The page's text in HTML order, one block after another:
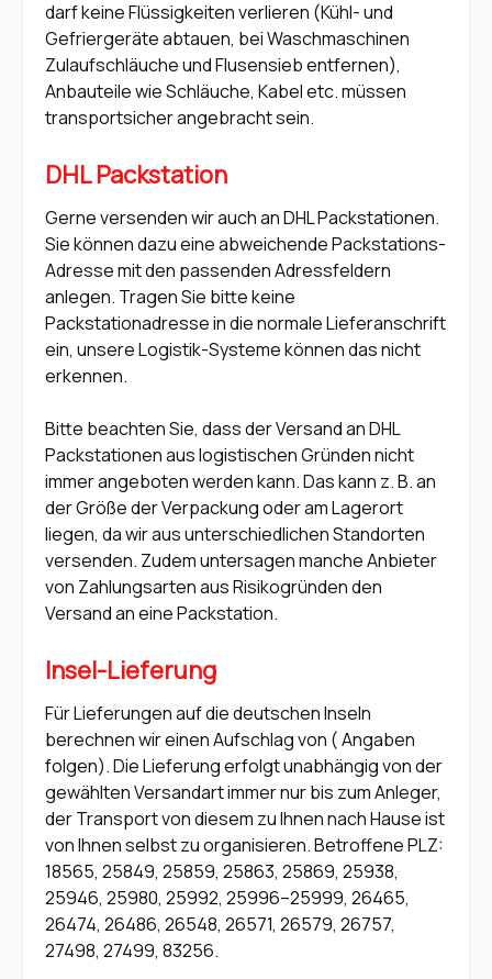
darf keine Flüssigkeiten verlieren (Kühl- und
Gefriergeräte abtauen, bei Waschmaschinen
Zulaufschläuche und Flusensieb entfernen),
Anbauteile wie Schläuche, Kabel etc. müssen
transportsicher angebracht sein.
DHL Packstation
Gerne versenden wir auch an DHL Packstationen.
Sie können dazu eine abweichende Packstations-
Adresse mit den passenden Adressfeldern
anlegen. Tragen Sie bitte keine
Packstationadresse in die normale Lieferanschrift
ein, unsere Logistik-Systeme können das nicht
erkennen.
Bitte beachten Sie, dass der Versand an DHL
Packstationen aus logistischen Gründen nicht
immer angeboten werden kann. Das kann z. B. an
der Größe der Verpackung oder am Lagerort
liegen, da wir aus unterschiedlichen Standorten
versenden. Zudem untersagen manche Anbieter
von Zahlungsarten aus Risikogründen den
Versand an eine Packstation.
Insel-Lieferung
Für Lieferungen auf die deutschen Inseln
berechnen wir einen Aufschlag von ( Angaben
folgen). Die Lieferung erfolgt unabhängig von der
gewählten Versandart immer nur bis zum Anleger,
der Transport von diesem zu Ihnen nach Hause ist
von Ihnen selbst zu organisieren. Betroffene PLZ:
18565, 25849, 25859, 25863, 25869, 25938,
25946, 25980, 25992, 25996–25999, 26465,
26474, 26486, 26548, 26571, 26579, 26757,
27498, 27499, 83256.